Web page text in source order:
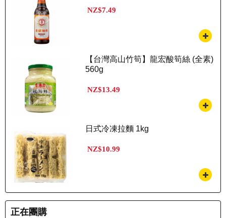
NZ$7.49
【台灣高山竹筍】龍宏酸筍絲 (全素)
560g
NZ$13.49
日式冷凍拉麵 1kg
NZ$10.99
正在團購